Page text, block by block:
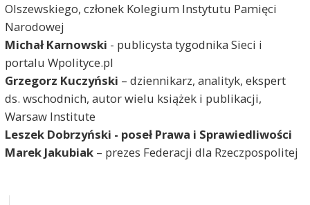
Olszewskiego, członek Kolegium Instytutu Pamięci
Narodowej
Michał Karnowski - publicysta tygodnika Sieci i
portalu Wpolityce.pl
Grzegorz Kuczyński – dziennikarz, analityk, ekspert
ds. wschodnich, autor wielu książek i publikacji,
Warsaw Institute
Leszek Dobrzyński - poseł Prawa i Sprawiedliwości
Marek Jakubiak– prezes Federacji dla Rzeczpospolitej